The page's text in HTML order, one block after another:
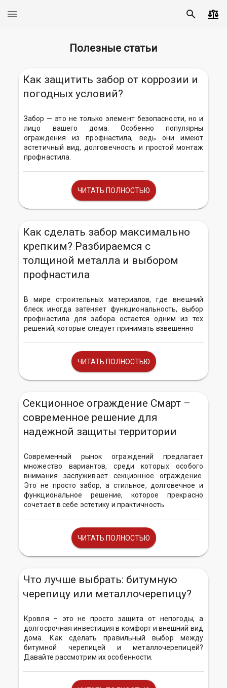
Полезные статьи
Как защитить забор от коррозии и
погодных условий?
Забор — это не только элемент безопасности, но и
лицо вашего дома. Особенно популярны
ограждения из профнастила, ведь они имеют
эстетичный вид, долговечность и простой монтаж
профнастила.
ЧИТАТЬ ПОЛНОСТЬЮ
Как сделать забор максимально
крепким? Разбираемся с
толщиной металла и выбором
профнастила
В мире строительных материалов, где внешний
блеск иногда затеняет функциональность, выбор
профнастила для забора остается одним из тех
решений, которые следует принимать взвешенно
ЧИТАТЬ ПОЛНОСТЬЮ
Секционное ограждение Смарт –
современное решение для
надежной защиты территории
Современный рынок ограждений предлагает
множество вариантов, среди которых особого
внимания заслуживает секционное ограждение.
Это не просто забор, а стильное, долговечное и
функциональное решение, которое прекрасно
сочетает в себе эстетику и практичность.
ЧИТАТЬ ПОЛНОСТЬЮ
Что лучше выбрать: битумную
черепицу или металлочерепицу?
Кровля – это не просто защита от непогоды, а
долгосрочная инвестиция в комфорт и внешний вид
дома. Как сделать правильный выбор между
битумной черепицей и металлочерепицей?
Давайте рассмотрим их особенности.